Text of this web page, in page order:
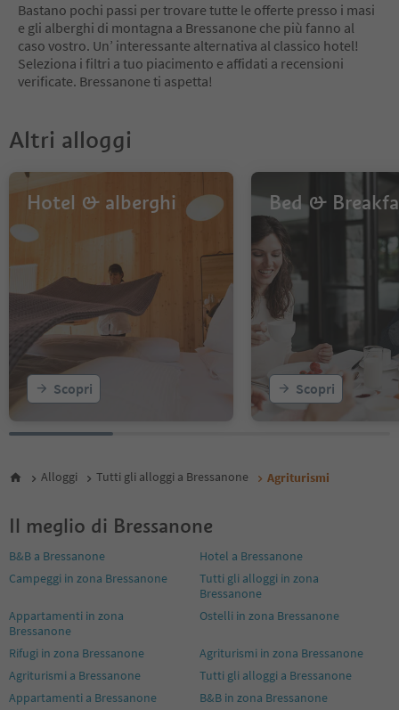
Bastano pochi passi per trovare tutte le offerte presso i masi
e gli alberghi di montagna a Bressanone che più fanno al
caso vostro. Un’ interessante alternativa al classico hotel!
Seleziona i filtri a tuo piacimento e affidati a recensioni
verificate. Bressanone ti aspetta!
Altri alloggi
Hotel & alberghi
Scopri
Bed &
Scopri
Alloggi Tutti gli alloggi a Bressanone Agriturismi
Il meglio di Bressanone
B&B a Bressanone
Hotel a Bressanone
Campeggi in zona Bressanone
Tutti gli alloggi in zona
Bressanone
Appartamenti in zona
Bressanone
Ostelli in zona Bressanone
Rifugi in zona Bressanone
Agriturismi in zona Bressanone
Agriturismi a Bressanone
Tutti gli alloggi a Bressanone
Appartamenti a Bressanone
B&B in zona Bressanone